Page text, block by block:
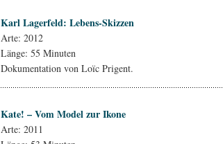
Karl Lagerfeld: Lebens-Skizzen
Arte: 2012
Länge: 55 Minuten
Dokumentation von Loïc Prigent.
Kate! – Vom Model zur Ikone
Arte: 2011